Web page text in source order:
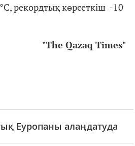
рекордтық көрсеткіш -10
"The Qazaq Times"
Еуропаны алаңдатуда